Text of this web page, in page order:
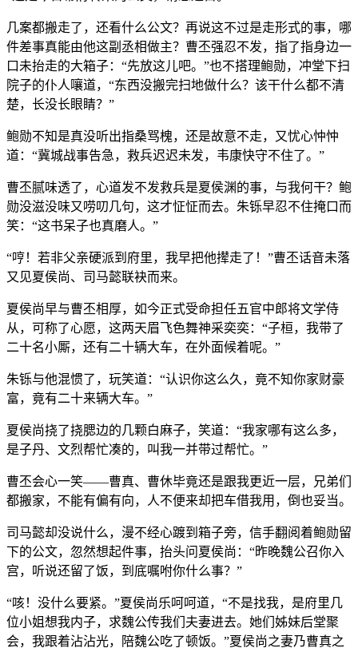
几案都搬走了，还看什么公文？再说这不过是走形式的事，哪
件差事真能由他这副丞相做主？曹丕强忍不发，指了指身边一
口未抬走的大箱子：“先放这儿吧。”也不搭理鲍勋，冲堂下扫
院子的仆人嚷道，“东西没搬完扫地做什么？该干什么都不清
楚，长没长眼睛？”
鲍勋不知是真没听出指桑骂槐，还是故意不走，又忧心忡忡
道：“冀城战事告急，救兵迟迟未发，韦康快守不住了。”
曹丕腻味透了，心道发不发救兵是夏侯渊的事，与我何干？鲍
勋没滋没味又唠叨几句，这才怔怔而去。朱铄早忍不住掩口而
笑：“这书呆子也真磨人。”
“哼！若非父亲硬派到府里，我早把他撵走了！”曹丕话音未落
又见夏侯尚、司马懿联袂而来。
夏侯尚早与曹丕相厚，如今正式受命担任五官中郎将文学侍
从，可称了心愿，这两天眉飞色舞神采奕奕：“子桓，我带了
二十名小厮，还有二十辆大车，在外面候着呢。”
朱铄与他混惯了，玩笑道：“认识你这么久，竟不知你家财豪
富，竟有二十来辆大车。”
夏侯尚挠了挠腮边的几颗白麻子，笑道：“我家哪有这么多，
是子丹、文烈帮忙凑的，叫我一并带过帮忙。”
曹丕会心一笑——曹真、曹休毕竟还是跟我更近一层，兄弟们
都搬家，不能有偏有向，人不便来却把车借我用，倒也妥当。
司马懿却没说什么，漫不经心踱到箱子旁，信手翻阅着鲍勋留
下的公文，忽然想起件事，抬头问夏侯尚：“昨晚魏公召你入
宫，听说还留了饭，到底嘱咐你什么事？”
“咳！没什么要紧。”夏侯尚乐呵呵道，“不是找我，是府里几
位小姐想我内子，求魏公传我们夫妻进去。她们姊妹后堂聚
会，我跟着沾沾光，陪魏公吃了顿饭。”夏侯尚之妻乃曹真之